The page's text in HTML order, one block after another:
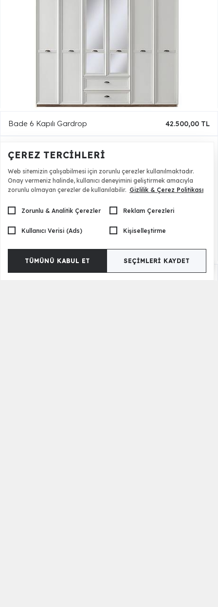
Bade 6 Kapılı Gardrop 42.500,00 TL
ÇEREZ TERCIHLERI
Web sitemizin çalışabilmesi için zorunlu çerezler kullanılmaktadır.
Onay vermeniz halinde, kullanıcı deneyimini geliştirmek amacıyla
zorunlu olmayan çerezler de kullanılabilir. Gizlilik & Çerez Politikası
Zorunlu & Analitik Çerezler Reklam Çerezleri
Kullanıcı Verisi (Ads) Kişiselleştirme
TÜMÜNÜ KABUL ET SEÇIMLERI KAYDET